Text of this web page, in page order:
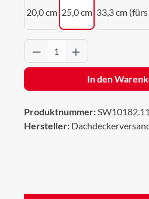
20,0 cm 25,0 cm 33,3 cm
Produkt Anzahl: Gib
In den
Produktnummer:SW10182.11
Hersteller: